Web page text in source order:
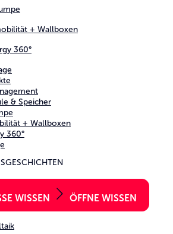
+ Wallboxen
360°
& Speicher
+ Wallboxen
360°
WISSEN ÖFFNE WISSEN